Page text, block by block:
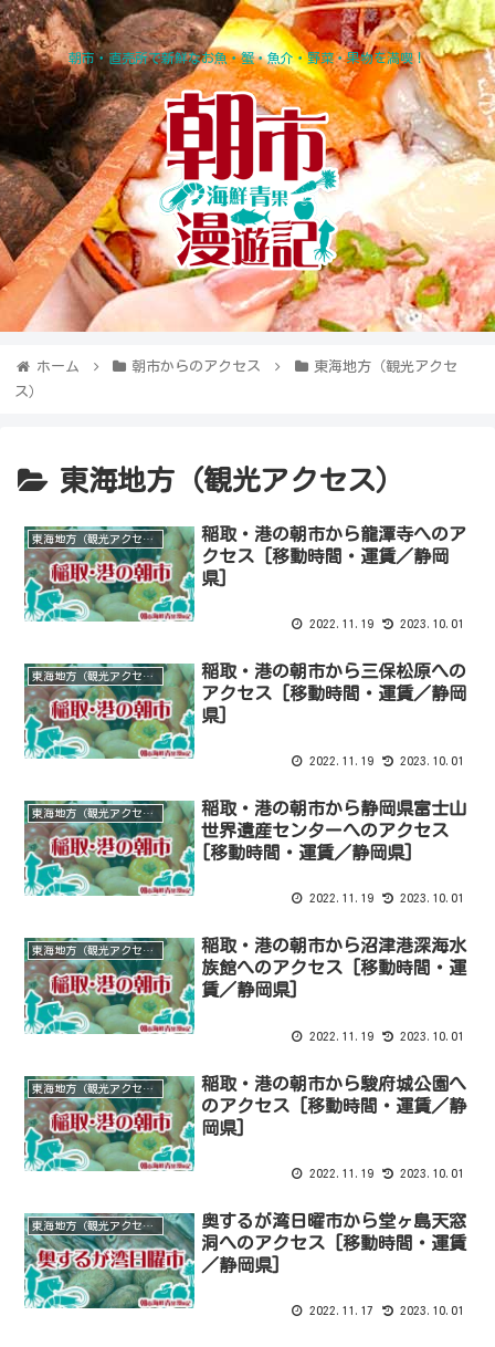
朝市・直売所で新鮮なお魚・蟹・魚介・野菜・果物を満喫！
ホーム 朝市からのアクセス
東海地方（観光アクセ
ス）
東海地方（観光アクセス）
東海地方（観光アクセス）
稲取・港の朝市から龍潭寺へのア
クセス [移動時間・運賃／静岡
県]
2022.11.19 2023.10.01
東海地方（観光アクセス）
稲取・港の朝市から三保松原への
アクセス [移動時間・運賃／静岡
県]
2022.11.19 2023.10.01
東海地方（観光アクセス）
稲取・港の朝市から静岡県富士山
世界遺産センターへのアクセス
[移動時間・運賃／静岡県]
2022.11.19 2023.10.01
東海地方（観光アクセス）
稲取・港の朝市から沼津港深海水
族館へのアクセス [移動時間・運
賃／静岡県]
2022.11.19 2023.10.01
東海地方（観光アクセス）
稲取・港の朝市から駿府城公園へ
のアクセス [移動時間・運賃／静
岡県]
2022.11.19 2023.10.01
東海地方（観光アクセス）
奥するが湾日曜市から堂ヶ島天窓
洞へのアクセス [移動時間・運賃
／静岡県]
2022.11.17 2023.10.01